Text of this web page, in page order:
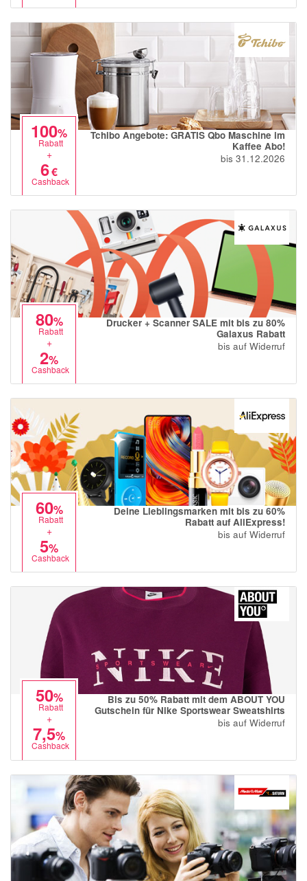
100%
Rabatt
+
6€
Cashback
Tchibo Angebote: GRATIS Qbo Maschine im
Kaffee Abo!
bis 31.12.2026
80%
Rabatt
+
2%
Cashback
Drucker + Scanner SALE mit bis zu 80%
Galaxus Rabatt
bis auf Widerruf
60%
Rabatt
+
5%
Cashback
Deine Lieblingsmarken mit bis zu 60%
Rabatt auf AliExpress!
bis auf Widerruf
50%
Rabatt
+
7,5%
Cashback
Bis zu 50% Rabatt mit dem ABOUT YOU
Gutschein für Nike Sportswear Sweatshirts
bis auf Widerruf